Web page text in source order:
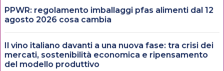
PPWR: regolamento imballaggi pfas alimenti dal 12
agosto 2026 cosa cambia
Il vino italiano davanti a una nuova fase: tra crisi dei
mercati, sostenibilità economica e ripensamento
del modello produttivo